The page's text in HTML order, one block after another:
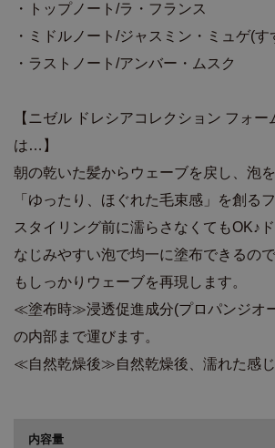
・トップノート/ラ・フランス
・ミドルノート/ジャスミン・ミュゲ(す
・ラストノート/アンバー・ムスク
【ニゼル ドレシアコレクション フォー
は…】
朝の乾いた髪からウェーブを戻し、泡
「ゆったり、ほぐれた毛束感」を創る
スタイリング前に濡らさなくてもOK♪
なじみやすい泡で均一に塗布できるの
もしっかりウェーブを再現します。
≪塗布時≫浸透促進成分(プロパンジオ
の内部まで運びます。
≪自然乾燥後≫自然乾燥後、濡れた感じ
内容量